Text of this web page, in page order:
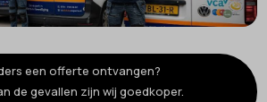
een offerte ontvangen?
de gevallen zijn wij goedkoper.